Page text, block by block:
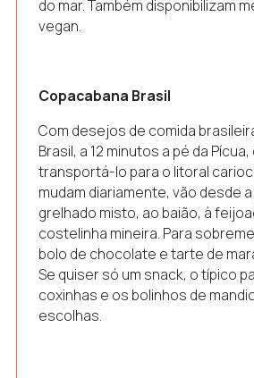
do mar. Também disponibilizam
vegan.
Copacabana Brasil
Com desejos de comida
Brasil, a 12 minutos a pé da
transportá-lo para o litoral
mudam diariamente, vão desde
grelhado misto, ao baião, à
costelinha mineira. Para
bolo de chocolate e tarte de
Se quiser só um snack, o típico
coxinhas e os bolinhos de
escolhas.